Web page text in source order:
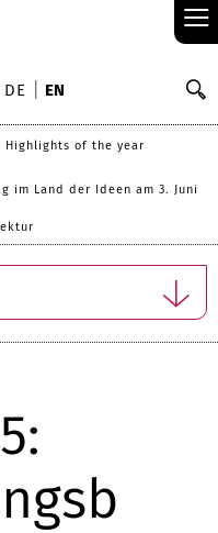
≡
DE EN
Highlights of the year
im Land der Ideen am 3. Juni